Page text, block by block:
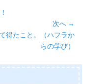
次へ →
得たこと。（ハフラか
らの学び）